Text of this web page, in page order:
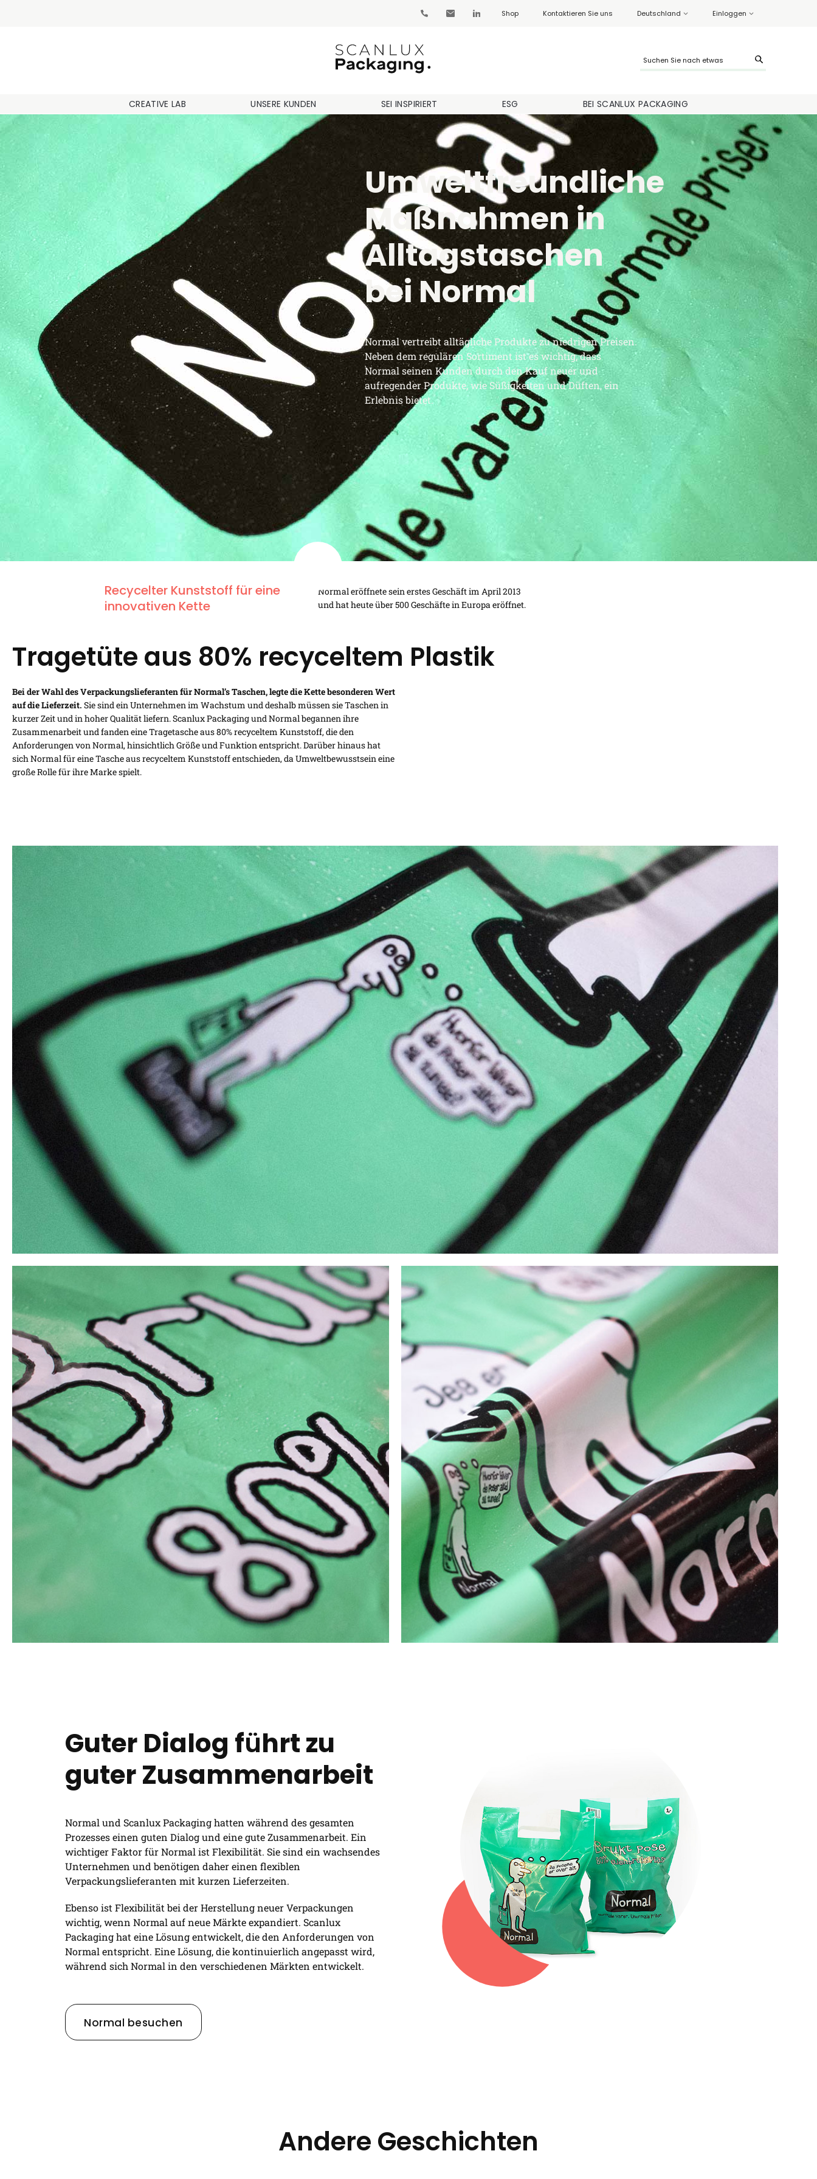
Shop Kontaktieren Sie uns Deutschland Einloggen
CREATIVE LAB UNSERE KUNDEN SEI INSPIRIERT ESG BEI SCANLUX PACKAGING
Umweltfreundliche
Maßnahmen in
Alltagstaschen
bei Normal
Normal vertreibt alltägliche Produkte zu niedrigen Preisen.
Neben dem regulären Sortiment ist es wichtig, dass
Normal seinen Kunden durch den Kauf neuer und
aufregender Produkte, wie Süßigkeiten und Düften, ein
Erlebnis bietet.
Recycelter Kunststoff für eine
innovativen Kette
Normal eröffnete sein erstes Geschäft im April 2013
und hat heute über 500 Geschäfte in Europa eröffnet.
Tragetüte aus 80% recyceltem Plastik
Bei der Wahl des Verpackungslieferanten für Normal’s Taschen, legte die Kette besonderen Wert
auf die Lieferzeit. Sie sind ein Unternehmen im Wachstum und deshalb müssen sie Taschen in
kurzer Zeit und in hoher Qualität liefern. Scanlux Packaging und Normal begannen ihre
Zusammenarbeit und fanden eine Tragetasche aus 80% recyceltem Kunststoff, die den
Anforderungen von Normal, hinsichtlich Größe und Funktion entspricht. Darüber hinaus hat
sich Normal für eine Tasche aus recyceltem Kunststoff entschieden, da Umweltbewusstsein eine
große Rolle für ihre Marke spielt.
Guter Dialog führt zu
guter Zusammenarbeit
Normal und Scanlux Packaging hatten während des gesamten
Prozesses einen guten Dialog und eine gute Zusammenarbeit. Ein
wichtiger Faktor für Normal ist Flexibilität. Sie sind ein wachsendes
Unternehmen und benötigen daher einen flexiblen
Verpackungslieferanten mit kurzen Lieferzeiten.
Ebenso ist Flexibilität bei der Herstellung neuer Verpackungen
wichtig, wenn Normal auf neue Märkte expandiert. Scanlux
Packaging hat eine Lösung entwickelt, die den Anforderungen von
Normal entspricht. Eine Lösung, die kontinuierlich angepasst wird,
während sich Normal in den verschiedenen Märkten entwickelt.
Normal besuchen
Andere Geschichten